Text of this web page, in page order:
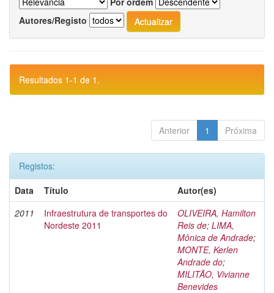
Autores/Registo
Resultados 1-1 de 1.
Anterior 1 Próxima
Registos:
Data
Título
Autor(es)
2011
Infraestrutura de transportes do
Nordeste 2011
OLIVEIRA, Hamilton
Reis de; LIMA,
Mônica de Andrade;
MONTE, Kerlen
Andrade do;
MILITÃO, Vivianne
Benevides